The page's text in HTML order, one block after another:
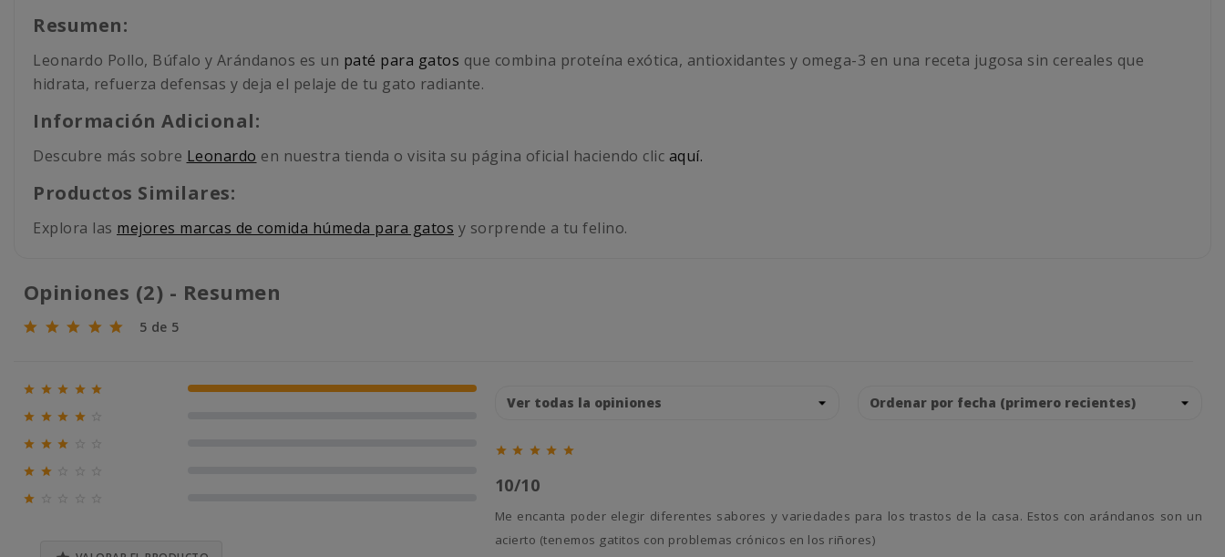
Resumen:
Leonardo Pollo, Búfalo y Arándanos es un paté para gatos que combina proteína exótica, antioxidantes y omega-3 en una receta jugosa sin cereales que
hidrata, refuerza defensas y deja el pelaje de tu gato radiante.
Información Adicional:
Descubre más sobre Leonardo en nuestra tienda o visita su página oficial haciendo clic aquí.
Productos Similares:
Explora las mejores marcas de comida húmeda para gatos y sorprende a tu felino.
Opiniones (2) - Resumen
5 de 5
     100% (2)
   
  
 

    
10/10
Me encanta poder elegir diferentes sabores y variedades para los trastos de la casa. Estos con arándanos son un
acierto (tenemos gatitos con problemas crónicos en los riñores)